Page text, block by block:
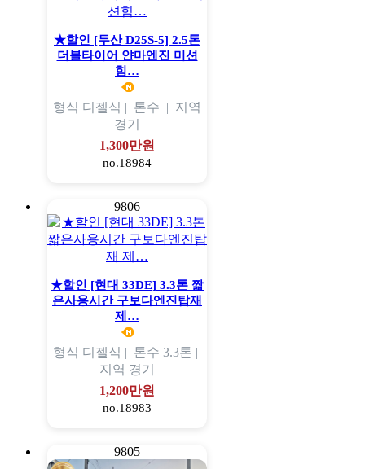
★할인 [두산 D25S-5] 2.5톤
더블타이어 얀마엔진 미션
힘…
형식 디젤식 | 톤수 | 지역
경기
1,300만원
no.18984
9806
★할인 [현대 33DE] 3.3톤 짧
은사용시간 구보다엔진탑재
제…
형식 디젤식 | 톤수 3.3톤 |
지역 경기
1,200만원
no.18983
9805